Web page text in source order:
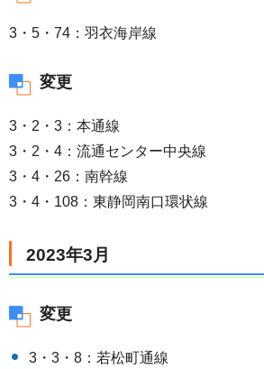
3・5・74：羽衣海岸線
変更
3・2・3：本通線
3・2・4：流通センター中央線
3・4・26：南幹線
3・4・108：東静岡南口環状線
2023年3月
変更
3・3・8：若松町通線